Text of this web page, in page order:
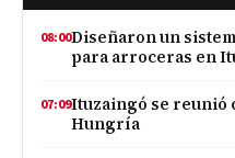
08:00Diseñaron un
para arroceras en
07:09Ituzaingó se reunió
Hungría